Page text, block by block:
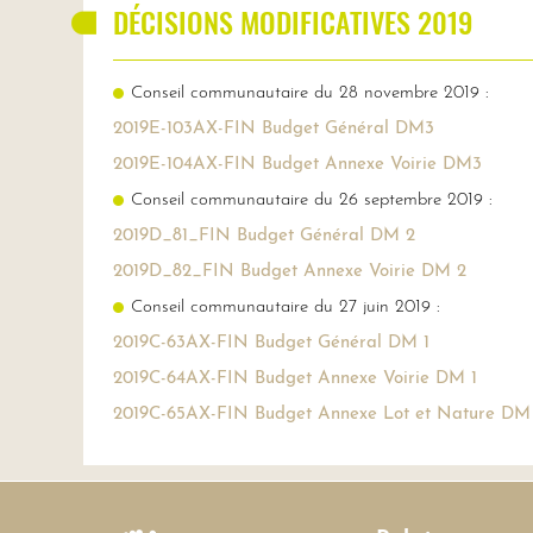
DÉCISIONS MODIFICATIVES 2019
Conseil communautaire du 28 novembre 2019 :
2019E-103AX-FIN Budget Général DM3
2019E-104AX-FIN Budget Annexe Voirie DM3
Conseil communautaire du 26 septembre 2019 :
2019D_81_FIN Budget Général DM 2
2019D_82_FIN Budget Annexe Voirie DM 2
Conseil communautaire du 27 juin 2019 :
2019C-63AX-FIN Budget Général DM 1
2019C-64AX-FIN Budget Annexe Voirie DM 1
2019C-65AX-FIN Budget Annexe Lot et Nature DM